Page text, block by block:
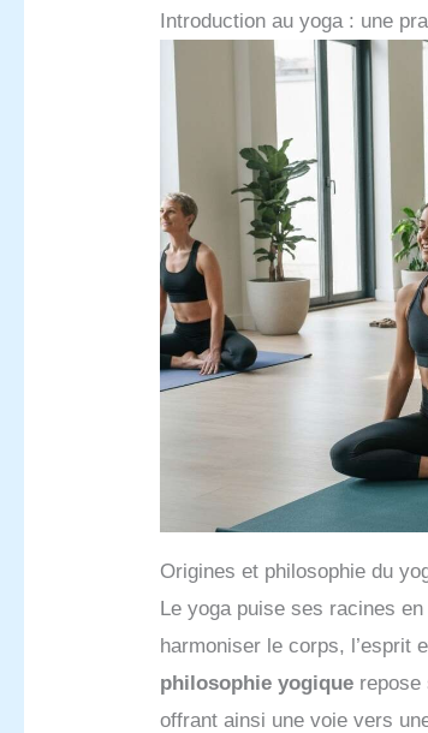
Introduction au yoga : une
Origines et philosophie du
Le yoga puise ses racines
harmoniser le corps, l’esprit
philosophie yogique repose
offrant ainsi une voie vers